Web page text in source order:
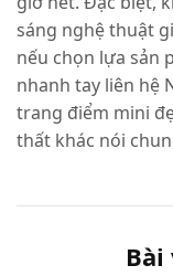
sáng nghệ thuật
nếu chọn lựa sản
nhanh tay liên hệ
trang điểm mini
thất khác nói
Bài